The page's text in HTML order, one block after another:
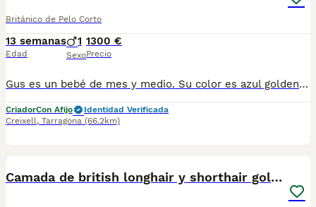
Británico de Pelo Corto
13 semanas
Edad
1
Sexo
1300 €
Precio
Gus es un bebé de mes y medio. Su color es azul golden shaded pero de color muy clarito. Es una bolita esponjosa que le gusta jugar con sus otros hermanos de otra camada, de Mimi, ya reservados. Como criadora profesional, con núcleo zoológico auténtico, la salud y la socialización es un objetivo para El Eden Gatuno. Hemos creado un criadero pequeño precisamente para poder cuidarlos y criarlos con todo el amor del mundo. Queremos ser transparentes y por eso damos copia del núcleo zoológico, y no es fácil conseguirlo a pesar del trafico de núcleos falsos en el mercado. Por eso entregamos una copia También entregamos copia de los pedigris de los padres, así como los test genéticos de los padres, PKD (riñón) y HCM (corazón), hacemos un contrato de reserva con todos nuestros datos y un contrato de venta donde ofrecemos garantías de un año contra enfermedades genéticos y un año contra enfermedades congénitas. ESTAMOS EN CONTRA DE LAS JAULAS.
CriadorCon Afijo
Identidad Verificada
Creixell, Tarragona (66.2km)
Camada de british longhair y shorthair golden